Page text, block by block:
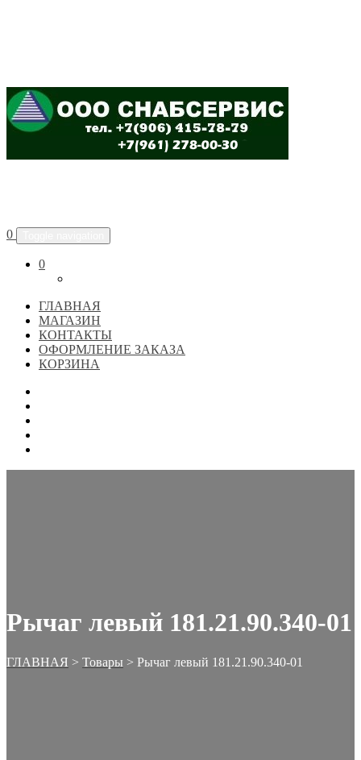
0
0
ГЛАВНАЯ
МАГАЗИН
КОНТАКТЫ
ОФОРМЛЕНИЕ ЗАКАЗА
КОРЗИНА
Рычаг левый 181.21.90.340-01
ГЛАВНАЯ > Товары > Рычаг левый 181.21.90.340-01